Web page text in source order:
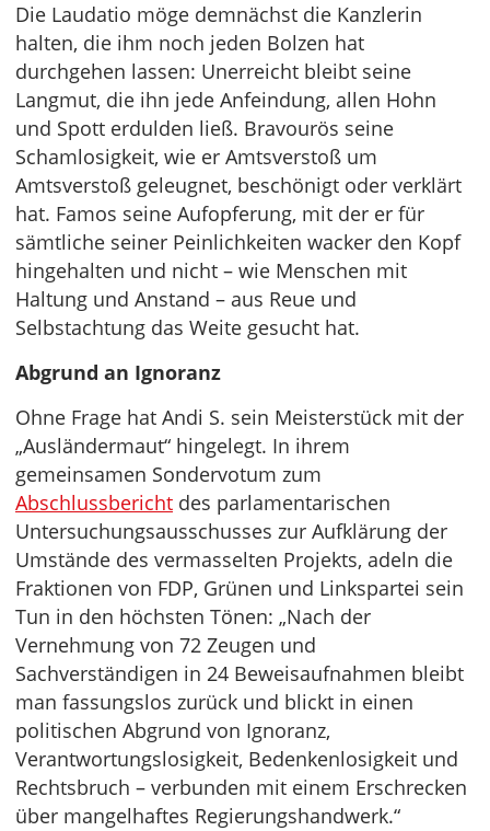
Die Laudatio möge demnächst die Kanzlerin
halten, die ihm noch jeden Bolzen hat
durchgehen lassen: Unerreicht bleibt seine
Langmut, die ihn jede Anfeindung, allen Hohn
und Spott erdulden ließ. Bravourös seine
Schamlosigkeit, wie er Amtsverstoß um
Amtsverstoß geleugnet, beschönigt oder verklärt
hat. Famos seine Aufopferung, mit der er für
sämtliche seiner Peinlichkeiten wacker den Kopf
hingehalten und nicht – wie Menschen mit
Haltung und Anstand – aus Reue und
Selbstachtung das Weite gesucht hat.
Abgrund an Ignoranz
Ohne Frage hat Andi S. sein Meisterstück mit der
„Ausländermaut“ hingelegt. In ihrem
gemeinsamen Sondervotum zum
Abschlussbericht des parlamentarischen
Untersuchungsausschusses zur Aufklärung der
Umstände des vermasselten Projekts, adeln die
Fraktionen von FDP, Grünen und Linkspartei sein
Tun in den höchsten Tönen: „Nach der
Vernehmung von 72 Zeugen und
Sachverständigen in 24 Beweisaufnahmen bleibt
man fassungslos zurück und blickt in einen
politischen Abgrund von Ignoranz,
Verantwortungslosigkeit, Bedenkenlosigkeit und
Rechtsbruch – verbunden mit einem Erschrecken
über mangelhaftes Regierungshandwerk.“